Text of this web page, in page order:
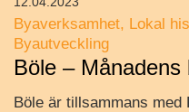
Byaverksamhet Lokal
Byautveckling
Böle –
Böle är tillsammans